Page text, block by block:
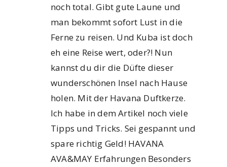
noch total. Gibt gute Laune und
man bekommt sofort Lust in die
Ferne zu reisen. Und Kuba ist doch
eh eine Reise wert, oder?! Nun
kannst du dir die Düfte dieser
wunderschönen Insel nach Hause
holen. Mit der Havana Duftkerze.
Ich habe in dem Artikel noch viele
Tipps und Tricks. Sei gespannt und
spare richtig Geld! HAVANA
AVA&MAY Erfahrungen Besonders